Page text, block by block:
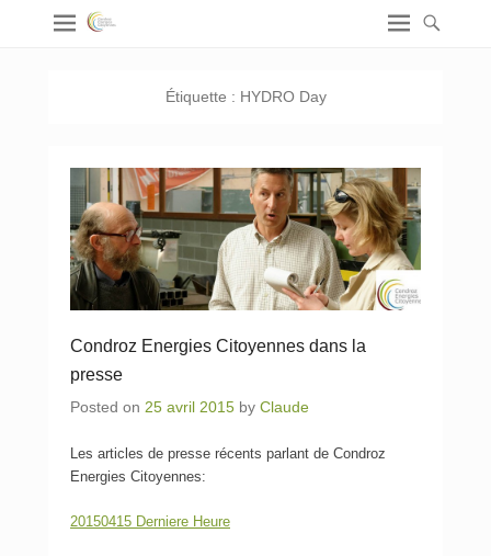
Étiquette : HYDRO Day
Condroz Energies Citoyennes dans la
presse
Posted on 25 avril 2015 by Claude
Les articles de presse récents parlant de Condroz
Energies Citoyennes:
20150415 Derniere Heure